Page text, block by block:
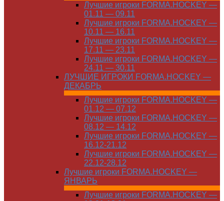
Лучшие игроки FORMA.HOCKEY —
01.11 — 09.11
Лучшие игроки FORMA.HOCKEY —
10.11 — 16.11
Лучшие игроки FORMA.HOCKEY —
17.11 — 23.11
Лучшие игроки FORMA.HOCKEY —
24.11 — 30.11
ЛУЧШИЕ ИГРОКИ FORMA.HOCKEY —
ДЕКАБРЬ
Лучшие игроки FORMA.HOCKEY —
01.12 — 07.12
Лучшие игроки FORMA.HOCKEY —
08.12 — 14.12
Лучшие игроки FORMA.HOCKEY —
16.12-21.12
Лучшие игроки FORMA.HOCKEY —
22.12-28.12
Лучшие игроки FORMA.HOCKEY —
ЯНВАРЬ
Лучшие игроки FORMA.HOCKEY —